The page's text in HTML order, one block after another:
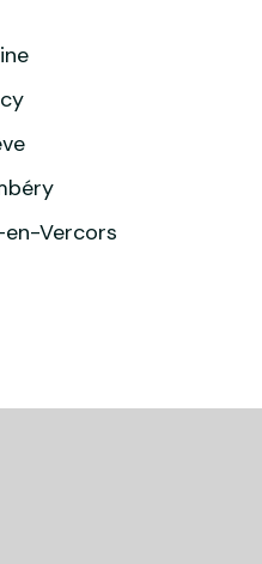
Vercors